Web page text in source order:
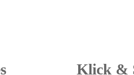
Klick &